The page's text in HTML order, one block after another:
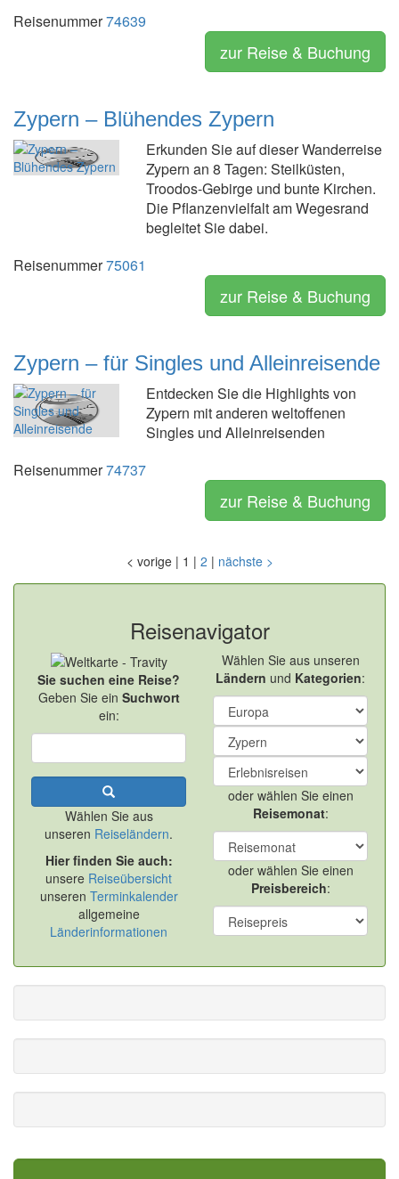
Reisenummer74639
zur Reise & Buchung
Zypern – Blühendes Zypern
Erkunden Sie auf dieser Wanderreise
Zypern an 8 Tagen: Steilküsten,
Troodos-Gebirge und bunte Kirchen.
Die Pflanzenvielfalt am Wegesrand
begleitet Sie dabei.
Reisenummer75061
zur Reise & Buchung
Zypern – für Singles und Alleinreisende
Entdecken Sie die Highlights von
Zypern mit anderen weltoffenen
Singles und Alleinreisenden
Reisenummer74737
zur Reise & Buchung
< vorige | 1 | 2 | nächste >
Reisenavigator
Sie suchen eine Reise?
Geben Sie ein Suchwort
ein:
Wählen Sie aus
unseren Reiseländern.
Hier finden Sie auch:
unsere Reiseübersicht
unseren Terminkalender
allgemeine
Länderinformationen
Wählen Sie aus unseren
Ländern und Kategorien:
oder wählen Sie einen
Reisemonat:
oder wählen Sie einen
Preisbereich: